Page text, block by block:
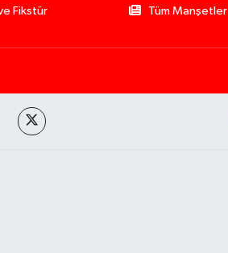
Fikstür Tüm Manşetler